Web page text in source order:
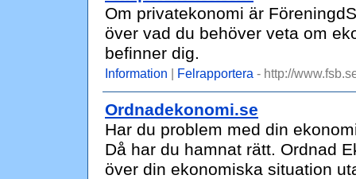
Om privatekonomi är
över vad du behöver veta om
befinner dig.
Information | Felrapportera - http://
Ordnadekonomi.se
Har du problem med din
Då har du hamnat rätt. Ordnad
över din ekonomiska situation